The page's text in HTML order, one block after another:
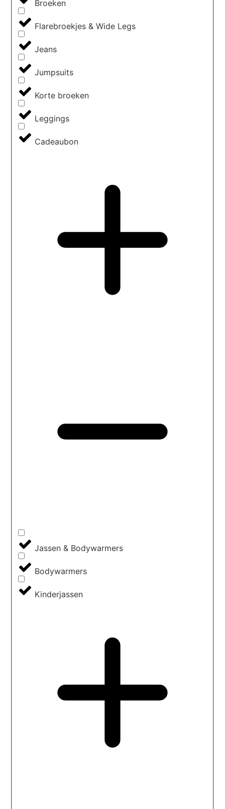
Broeken
Flarebroekjes & Wide Legs
Jeans
Jumpsuits
Korte broeken
Leggings
Cadeaubon
Jassen & Bodywarmers
Bodywarmers
Kinderjassen